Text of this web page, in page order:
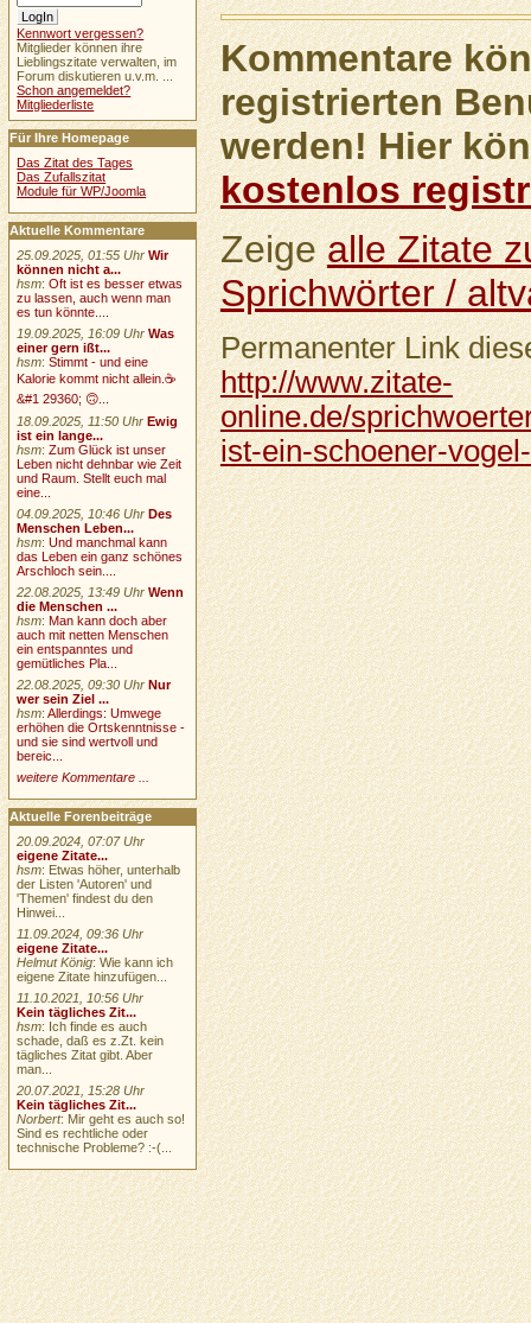
Kommentare
registrierten
werden! Hier
kostenlos
Zeigealle Zitate
Sprichwörter /
Permanenter Link
http://www.zitate-
online.de/
ist-ein-schoener-
Kennwort vergessen?
Mitglieder können ihre
Lieblingszitate verwalten, im
Forum diskutieren u.v.m. ...
Schon angemeldet?
Mitgliederliste
Für Ihre Homepage
Das Zitat des Tages
Das Zufallszitat
Module für WP/Joomla
Aktuelle Kommentare
25.09.2025, 01:55 Uhr Wir
können nicht a...
hsm:Oft ist es besser etwas
zu lassen, auch wenn man
es tun könnte....
19.09.2025, 16:09 Uhr Was
einer gern ißt...
hsm:Stimmt - und eine
Kalorie kommt nicht allein.☕
&#1 29360; 🙃...
18.09.2025, 11:50 Uhr Ewig
ist ein lange...
hsm:Zum Glück ist unser
Leben nicht dehnbar wie Zeit
und Raum. Stellt euch mal
eine...
04.09.2025, 10:46 Uhr Des
Menschen Leben...
hsm:Und manchmal kann
das Leben ein ganz schönes
Arschloch sein....
22.08.2025, 13:49 Uhr Wenn
die Menschen ...
hsm:Man kann doch aber
auch mit netten Menschen
ein entspanntes und
gemütliches Pla...
22.08.2025, 09:30 Uhr Nur
wer sein Ziel ...
hsm:Allerdings: Umwege
erhöhen die Ortskenntnisse -
und sie sind wertvoll und
bereic...
weitere Kommentare ...
Aktuelle Forenbeiträge
20.09.2024, 07:07 Uhr
eigene Zitate...
hsm: Etwas höher, unterhalb
der Listen 'Autoren' und
'Themen' findest du den
Hinwei...
11.09.2024, 09:36 Uhr
eigene Zitate...
Helmut König: Wie kann ich
eigene Zitate hinzufügen...
11.10.2021, 10:56 Uhr
Kein tägliches Zit...
hsm: Ich finde es auch
schade, daß es z.Zt. kein
tägliches Zitat gibt. Aber
man...
20.07.2021, 15:28 Uhr
Kein tägliches Zit...
Norbert: Mir geht es auch so!
Sind es rechtliche oder
technische Probleme? :-(...